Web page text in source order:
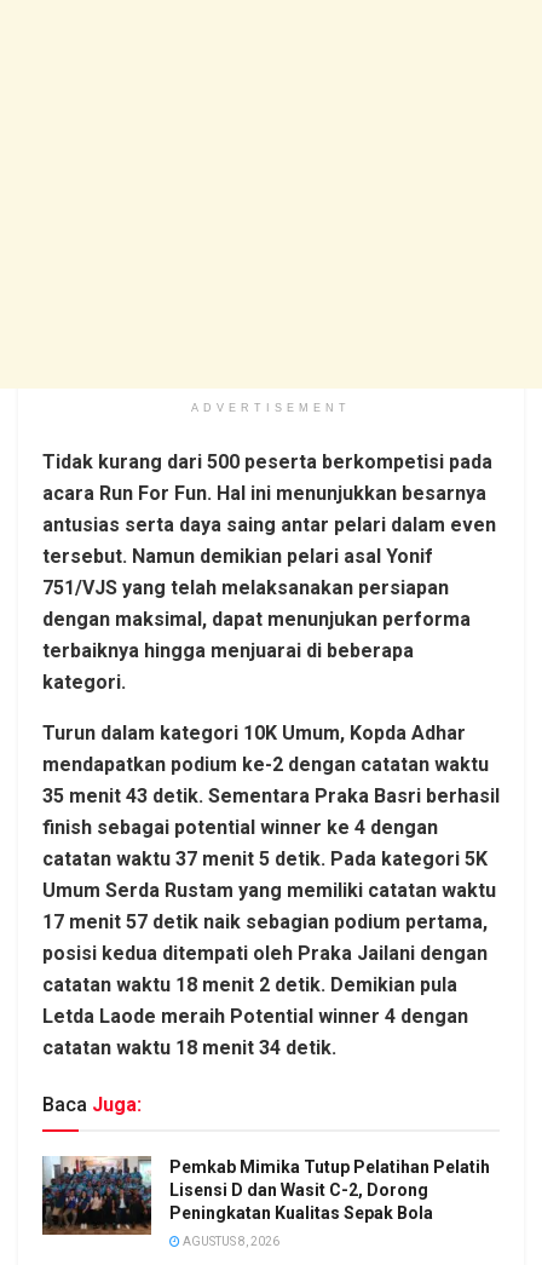
ADVERTISEMENT
Tidak kurang dari 500 peserta berkompetisi pada
acara Run For Fun. Hal ini menunjukkan besarnya
antusias serta daya saing antar pelari dalam even
tersebut. Namun demikian pelari asal Yonif
751/VJS yang telah melaksanakan persiapan
dengan maksimal, dapat menunjukan performa
terbaiknya hingga menjuarai di beberapa
kategori.
Turun dalam kategori 10K Umum, Kopda Adhar
mendapatkan podium ke-2 dengan catatan waktu
35 menit 43 detik. Sementara Praka Basri berhasil
finish sebagai potential winner ke 4 dengan
catatan waktu 37 menit 5 detik. Pada kategori 5K
Umum Serda Rustam yang memiliki catatan waktu
17 menit 57 detik naik sebagian podium pertama,
posisi kedua ditempati oleh Praka Jailani dengan
catatan waktu 18 menit 2 detik. Demikian pula
Letda Laode meraih Potential winner 4 dengan
catatan waktu 18 menit 34 detik.
Baca Juga:
Pemkab Mimika Tutup Pelatihan Pelatih
Lisensi D dan Wasit C-2, Dorong
Peningkatan Kualitas Sepak Bola
AGUSTUS 8, 2026